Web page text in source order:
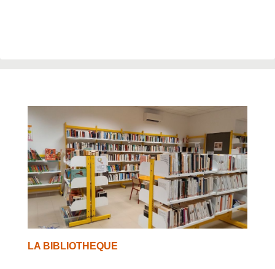
LA BIBLIOTHEQUE